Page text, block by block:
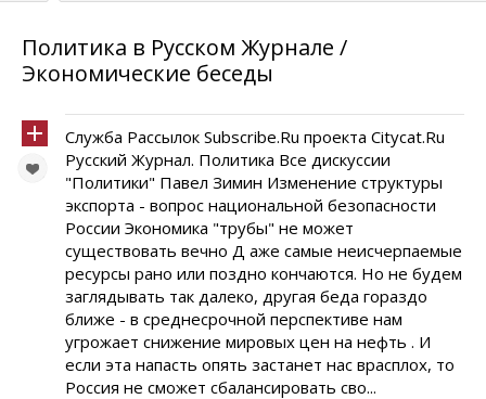
Политика в Русском Журнале /
Экономические беседы
Служба Рассылок Subscribe.Ru проекта Citycat.Ru
Русский Журнал. Политика Все дискуссии
"Политики" Павел Зимин Изменение структуры
экспорта - вопрос национальной безопасности
России Экономика "трубы" не может
существовать вечно Д аже самые неисчерпаемые
ресурсы рано или поздно кончаются. Но не будем
заглядывать так далеко, другая беда гораздо
ближе - в среднесрочной перспективе нам
угрожает снижение мировых цен на нефть . И
если эта напасть опять застанет нас врасплох, то
Россия не сможет сбалансировать сво...